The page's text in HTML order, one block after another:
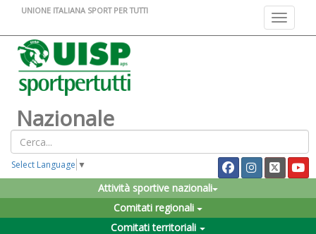
Toggle
UNIONE ITALIANA SPORT PER TUTTI
Nazionale
Select Language ▼
Attività sportive nazionali
Comitati regionali
Comitati territoriali